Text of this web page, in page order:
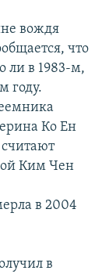
вождя
что
ли в 1983-м,
году.
Ко Ен
Ким Чен
в 2004
в